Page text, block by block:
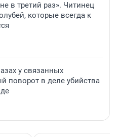
в третий раз». Читинец
которые всегда к
у связанных
поворот в деле убийства